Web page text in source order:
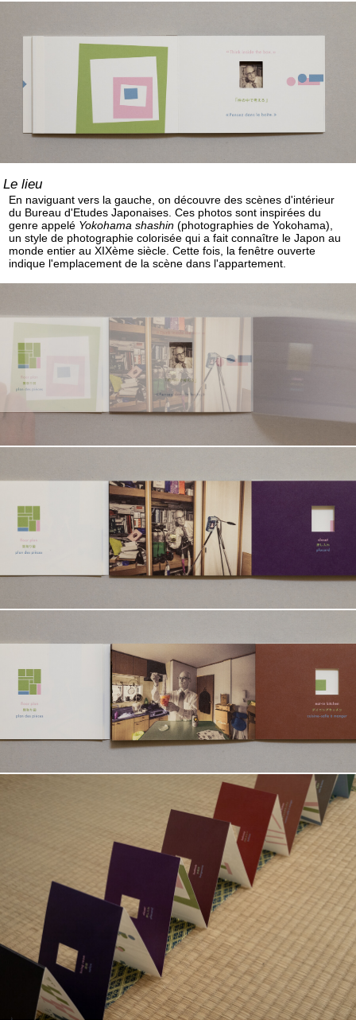
Le lieu
En naviguant vers la gauche, on découvre des scènes d'intérieur
du Bureau d'Etudes Japonaises. Ces photos sont inspirées du
genre appelé Yokohama shashin (photographies de Yokohama),
un style de photographie colorisée qui a fait connaître le Japon au
monde entier au XIXème siècle. Cette fois, la fenêtre ouverte
indique l'emplacement de la scène dans l'appartement.